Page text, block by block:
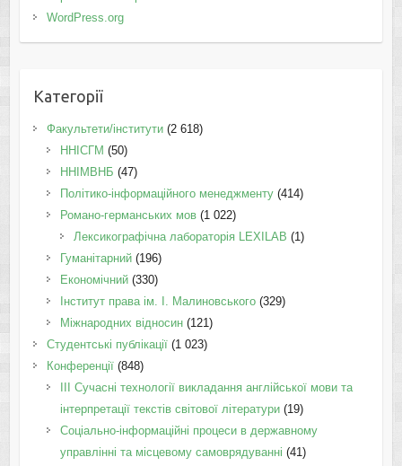
WordPress.org
Категорії
Факультети/інститути(2 618)
ННІСГМ (50)
ННІМВНБ (47)
Політико-інформаційного менеджменту(414)
Романо-германських мов(1 022)
Лексикографічна лабораторія LEXILAB (1)
Гуманітарний(196)
Економічний(330)
Інститут права ім. І. Малиновського(329)
Міжнародних відносин(121)
Студентські публікації(1 023)
Конференції(848)
III Сучасні технології викладання англійської мови та
інтерпретації текстів світової літератури(19)
Соціально-інформаційні процеси в державному
управлінні та місцевому самоврядуванні (41)